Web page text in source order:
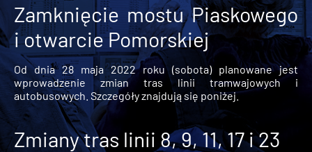
Zamknięcie mostu Piaskowego
i otwarcie Pomorskiej
Od dnia 28 maja 2022 roku (sobota) planowane jest
wprowadzenie zmian tras linii tramwajowych i
autobusowych. Szczegóły znajdują się poniżej.
Zmiany tras linii 8, 9, 11, 17 i 23